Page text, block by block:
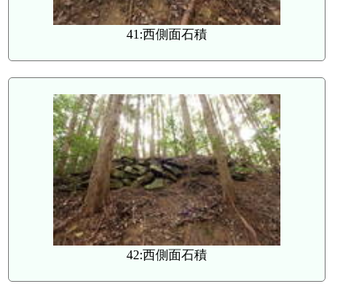
41:西側面石積
42:西側面石積